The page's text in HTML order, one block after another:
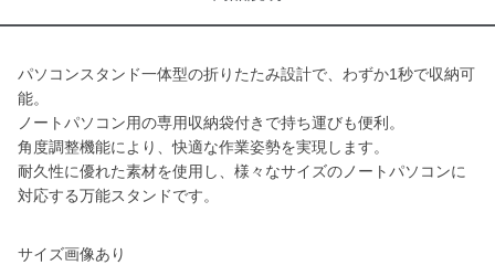
パソコンスタンド一体型の折りたたみ設計で、わずか1秒で収納可
能。
ノートパソコン用の専用収納袋付きで持ち運びも便利。
角度調整機能により、快適な作業姿勢を実現します。
耐久性に優れた素材を使用し、様々なサイズのノートパソコンに
対応する万能スタンドです。
サイズ画像あり